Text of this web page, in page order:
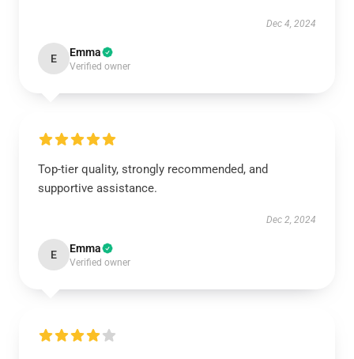
Dec 4, 2024
E Emma
Verified owner
Top-tier quality, strongly recommended, and
supportive assistance.
Dec 2, 2024
E Emma
Verified owner